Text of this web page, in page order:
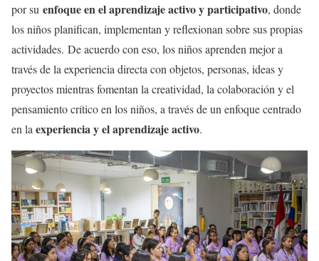
por su enfoque en el aprendizaje activo y participativo, donde
los niños planifican, implementan y reflexionan sobre sus propias
actividades. De acuerdo con eso, los niños aprenden mejor a
través de la experiencia directa con objetos, personas, ideas y
proyectos mientras fomentan la creatividad, la colaboración y el
pensamiento crítico en los niños, a través de un enfoque centrado
en laexperiencia y el aprendizaje activo.